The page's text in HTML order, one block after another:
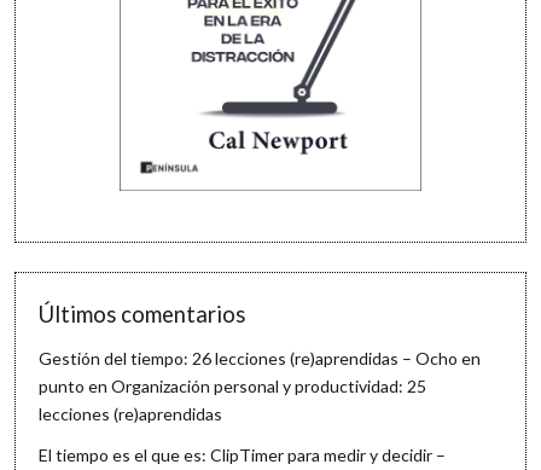
Últimos comentarios
Gestión del tiempo: 26 lecciones (re)aprendidas – Ocho en
punto enOrganización personal y productividad: 25
lecciones (re)aprendidas
El tiempo es el que es: ClipTimer para medir y decidir –